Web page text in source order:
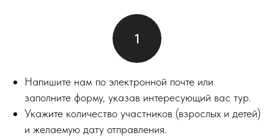
Напишите нам по электронной почте или
заполните форму, указав интересующий вас тур.
Укажите количество участников (взрослых и детей)
и желаемую дату отправления.